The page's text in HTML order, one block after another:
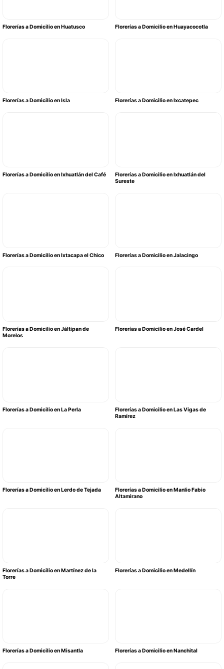
Florerías a Domicilio en Huatusco Florerías a Domicilio en Huayacocotla
Florerías a Domicilio en Isla Florerías a Domicilio en Ixcatepec
Florerías a Domicilio en Ixhuatlán del Café
Florerías a Domicilio en Ixhuatlán del
Sureste
Florerías a Domicilio en Ixtacapa el Chico Florerías a Domicilio en Jalacingo
Florerías a Domicilio en Jáltipan de
Morelos
Florerías a Domicilio en José Cardel
Florerías a Domicilio en La Perla
Florerías a Domicilio en Las Vigas de
Ramírez
Florerías a Domicilio en Lerdo de Tejada
Florerías a Domicilio en Manlio Fabio
Altamirano
Florerías a Domicilio en Martínez de la
Torre
Florerías a Domicilio en Medellín
Florerías a Domicilio en Misantla Florerías a Domicilio en Nanchital